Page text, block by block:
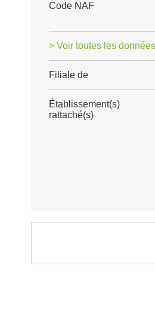
Code NAF
> Voir toutes les
Filiale de
Établissement(s)
rattaché(s)